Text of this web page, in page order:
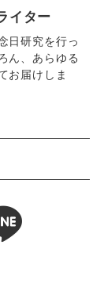
イター
日研究を行っ
ん、あらゆる
お届けしま